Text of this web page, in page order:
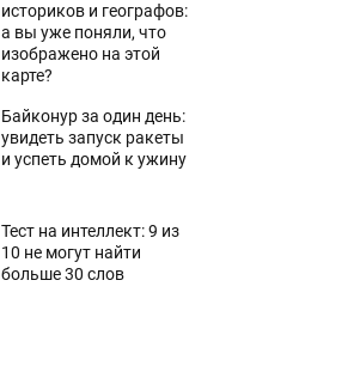
историков и географов:
а вы уже поняли, что
изображено на этой
карте?
Байконур за один день:
увидеть запуск ракеты
и успеть домой к ужину
Тест на интеллект: 9 из
10 не могут найти
больше 30 слов